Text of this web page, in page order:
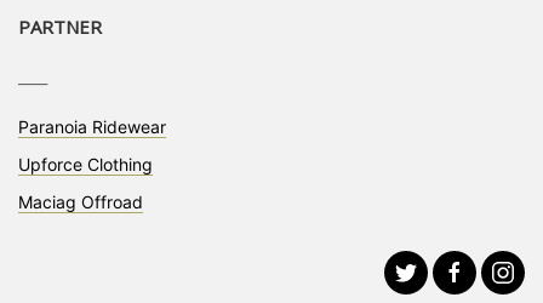
PARTNER
Paranoia Ridewear
Upforce Clothing
Maciag Offroad